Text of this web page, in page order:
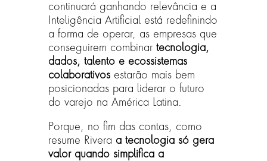
continuará ganhando relevância e a
Inteligência Artificial está redefinindo
a forma de operar, as empresas que
conseguirem combinar tecnologia,
dados, talento e ecossistemas
colaborativosestarão mais bem
posicionadas para liderar o futuro
do varejo na América Latina.
Porque, no fim das contas, como
resume Rivera a tecnologia só gera
valor quando simplifica a